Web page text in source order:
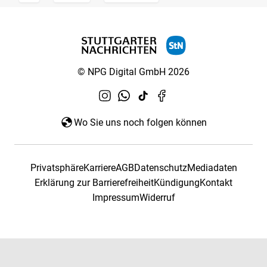
© NPG Digital GmbH 2026
Wo Sie uns noch folgen können
PrivatsphäreKarriereAGBDatenschutzMediadaten
Erklärung zur BarrierefreiheitKündigungKontakt
ImpressumWiderruf